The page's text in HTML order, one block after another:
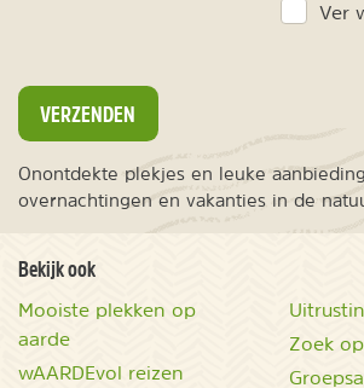
Ver
VERZENDEN
Onontdekte plekjes en leuke
overnachtingen en vakanties in de
Bekijk ook
Mooiste plekken op
aarde
wAARDEvol reizen
Zoek